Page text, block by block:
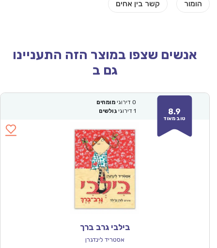
אנשים שצפו במוצר הזה התעניינו
גם ב
8.9
טוב מאוד
0 דירוגי מומחים
1 דירוגי גולשים
בילבי גרב ברך
אסטריד לינדגרן